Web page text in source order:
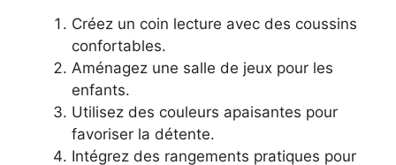
Créez un coin lecture avec des coussins
confortables.
Aménagez une salle de jeux pour les
enfants.
Utilisez des couleurs apaisantes pour
favoriser la détente.
Intégrez des rangements pratiques pour